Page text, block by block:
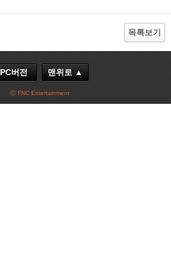
목록보기
PC버전 맨위로 ▲
ⓒ FNC Entertainment